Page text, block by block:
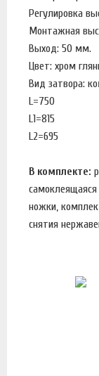
Регулировка
Монтажная
Выход: 50 мм.
Цвет: хром
Вид затвора:
L=750
L1=815
L2=695
В комплекте:
самоклеящаяся
ножки,
снятия